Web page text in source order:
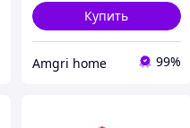
Купить
Amgri home 99%